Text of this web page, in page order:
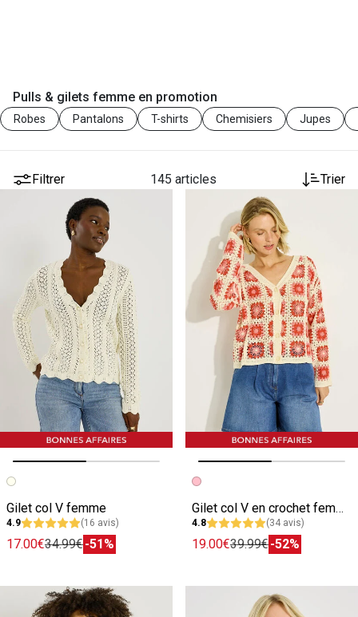
Pulls & gilets femme en promotion
Robes Pantalons T-shirts Chemisiers Jupes
Filtrer 145 articles Trier
Image précédente
Image suivante
Gilet col V femme
4.9 (16 avis)
17.00€34.99€-51%
Image précédente
Image suivante
Gilet col V en crochet femme
4.8 (34 avis)
19.00€39.99€-52%